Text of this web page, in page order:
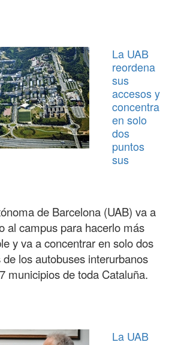
La UAB
reordena
sus
accesos y
concentra
en solo
dos
puntos
sus
de Barcelona (UAB) va a
al campus para hacerlo más
y va a concentrar en solo dos
los autobuses interurbanos
municipios de toda Cataluña.
La UAB